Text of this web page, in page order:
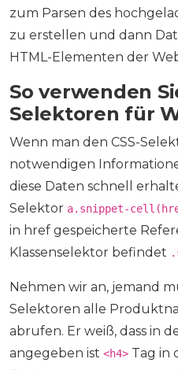
zum Parsen des
zu erstellen und dann
HTML-Elementen der
So verwenden
Selektoren für
Wenn man den CSS-
notwendigen
diese Daten schnell
Selektor a.snippet-
in href gespeicherte
Klassenselektor befindet
Nehmen wir an, jemand
Selektoren alle
abrufen. Er weiß, dass in
angegeben ist <h4> Tag in